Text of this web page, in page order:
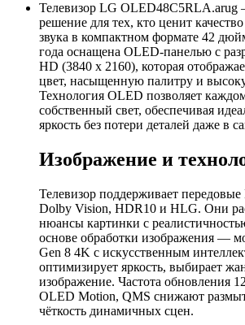
Телевизор LG OLED48C5RLA.arug
решение для тех, кто ценит
звука в компактном формате 42
года оснащена OLED-панелью с
HD (3840 x 2160), которая
цвет, насыщенную палитру и
Технология OLED позволяет
собственный свет, обеспечивая
яркость без потери деталей даже в
Изображение и
Телевизор поддерживает
Dolby Vision, HDR10 и HLG. Они
нюансы картинки с
основе обработки изображения —
Gen 8 4K с искусственным
оптимизирует яркость, выбирает
изображение. Частота обновления
OLED Motion, QMS снижают
чёткость динамичных сцен.